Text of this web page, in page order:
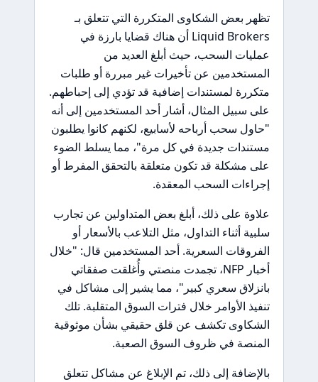
تظهر بعض الشكاوى المتكررة التي تتعلق بـ
Liquid Brokers أن هناك قضايا بارزة في
عمليات السحب، حيث أبلغ العديد من
المستخدمين عن تأخيرات غير مبررة أو طلبات
متكررة لمستندات إضافية قد تؤدي إلى إحباطهم.
على سبيل المثال، أشار أحد المستخدمين إلى أنه
"حاول سحب أرباحه لأسابيع، لكنهم كانوا يطلبون
مستندات جديدة في كل مرة"، مما يسلط الضوء
على مشكلة قد تكون متعلقة بالتحقق المفرط أو
إجراءات السحب المعقدة.
علاوة على ذلك، أبلغ بعض المتداولين عن تجارب
سلبية أثناء التداول، مثل التلاعب بالأسعار أو
الفروقات السعرية. أحد المستخدمين قال: "خلال
أخبار NFP، تجمدت منصتي وأُغلقت صفقاتي
بانزلاق سعري كبير"، مما يشير إلى مشاكل في
تنفيذ الأوامر خلال فترات السوق المتقلبة. تلك
الشكاوى تكشف عن قلق حقيقي بشأن موثوقية
المنصة في ظروف السوق الصعبة.
بالإضافة إلى ذلك، تم الإبلاغ عن مشاكل تتعلق